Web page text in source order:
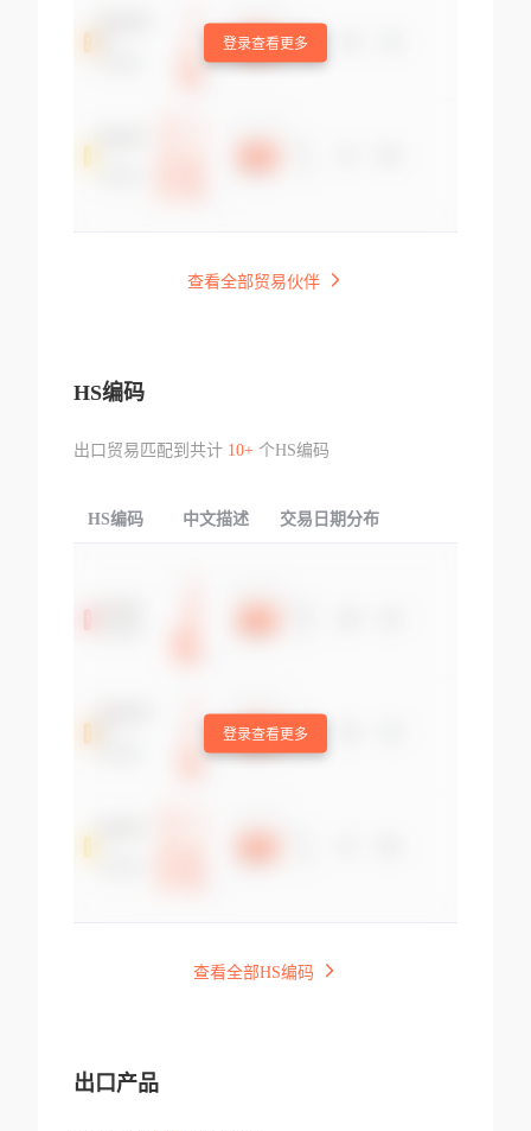
登录查看更多
查看全部贸易伙伴
HS编码
出口贸易匹配到共计 10+个HS编码
HS编码 中文描述 交易日期分布
登录查看更多
查看全部HS编码
出口产品